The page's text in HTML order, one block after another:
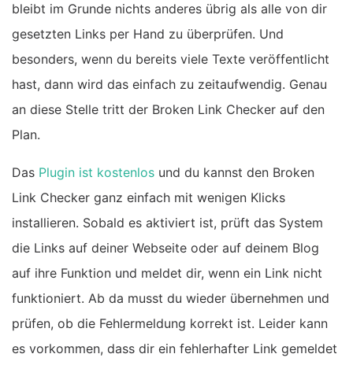
bleibt im Grunde nichts anderes übrig als alle von dir
gesetzten Links per Hand zu überprüfen. Und
besonders, wenn du bereits viele Texte veröffentlicht
hast, dann wird das einfach zu zeitaufwendig. Genau
an diese Stelle tritt der Broken Link Checker auf den
Plan.
Das Plugin ist kostenlos und du kannst den Broken
Link Checker ganz einfach mit wenigen Klicks
installieren. Sobald es aktiviert ist, prüft das System
die Links auf deiner Webseite oder auf deinem Blog
auf ihre Funktion und meldet dir, wenn ein Link nicht
funktioniert. Ab da musst du wieder übernehmen und
prüfen, ob die Fehlermeldung korrekt ist. Leider kann
es vorkommen, dass dir ein fehlerhafter Link gemeldet